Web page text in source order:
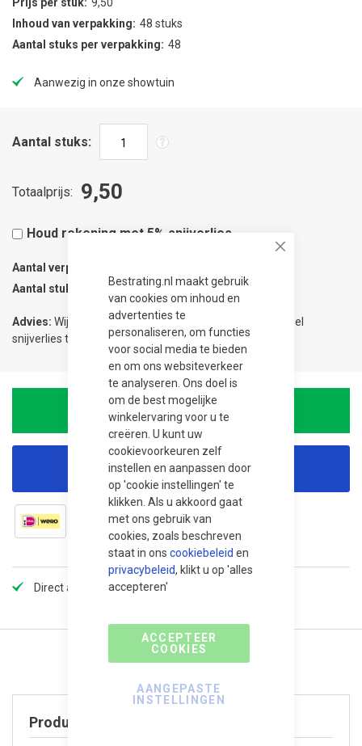
Bestrating.nl maakt gebruik
van cookies om inhoud en
advertenties te
personaliseren, om functies
voor social media te bieden
en om ons websiteverkeer
te analyseren. Ons doel is
om de best mogelijke
winkelervaring voor u te
creëren. U kunt uw
cookievoorkeuren zelf
instellen en aanpassen door
op 'cookie instellingen' te
klikken. Als u akkoord gaat
met ons gebruik van
cookies, zoals beschreven
staat in ons cookiebeleid en
privacybeleid, klikt u op 'alles
accepteren'
ACCEPTEER
COOKIES
AANGEPASTE
INSTELLINGEN
Inhoud van verpakking
48 stuks
Aantal stuks per verpakking
48
Aanwezig in onze showtuin
Aantal stuks
Totaalprijs 9,50
Houd rekening met 5% snijverlies
Aantal verpakkingen
Aantal stuks
Advies: Wij adviseren 5% meer te bestellen om eventueel
snijverlies te compenseren.
In Winkelwagen
Korting aanvragen
Direct afhalen in onze winkel (op voorraad)
Product specificaties